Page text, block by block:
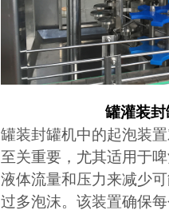
罐灌装
罐装封罐机中的起泡装
至关重要，尤其适用于
液体流量和压力来减少
过多泡沫。该装置确保